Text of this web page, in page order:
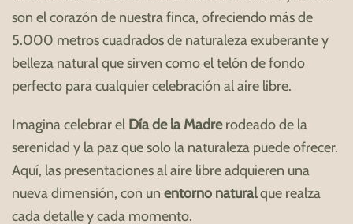
son el corazón de nuestra finca, ofreciendo más de
5.000 metros cuadrados de naturaleza exuberante y
belleza natural que sirven como el telón de fondo
perfecto para cualquier celebración al aire libre.
Imagina celebrar el Día de la Madrerodeado de la
serenidad y la paz que solo la naturaleza puede ofrecer.
Aquí, las presentaciones al aire libre adquieren una
nueva dimensión, con un entorno naturalque realza
cada detalle y cada momento.